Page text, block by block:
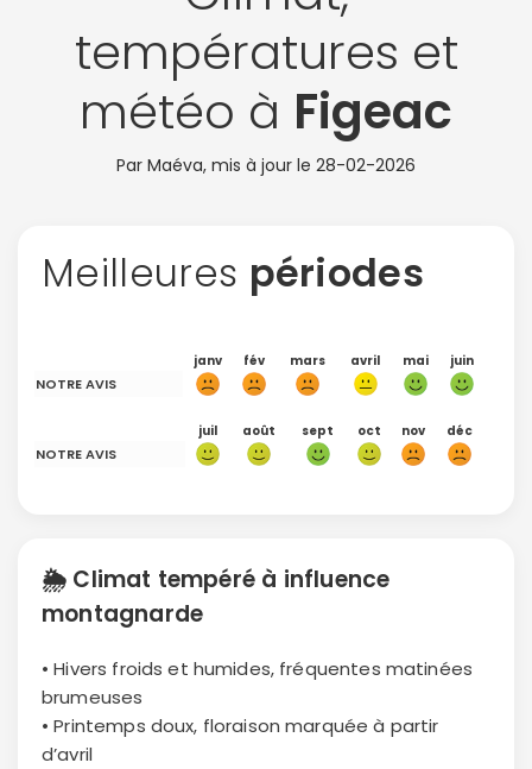
températures et
météo à Figeac
Par Maéva, mis à jour le 28-02-2026
Meilleures périodes
janv fév mars avril mai juin
NOTRE AVIS
juil août sept oct nov déc
NOTRE AVIS
🌦 Climat tempéré à influence
montagnarde
• Hivers froids et humides, fréquentes matinées
brumeuses
• Printemps doux, floraison marquée à partir
d’avril